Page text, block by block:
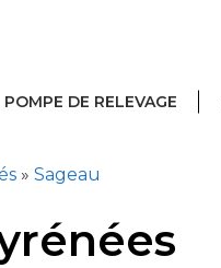
POMPE DE RELEVAGE
» Sageau